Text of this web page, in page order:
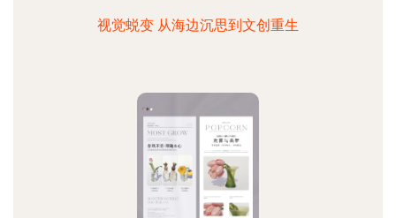
视觉蜕变 从海边沉思到文创重生